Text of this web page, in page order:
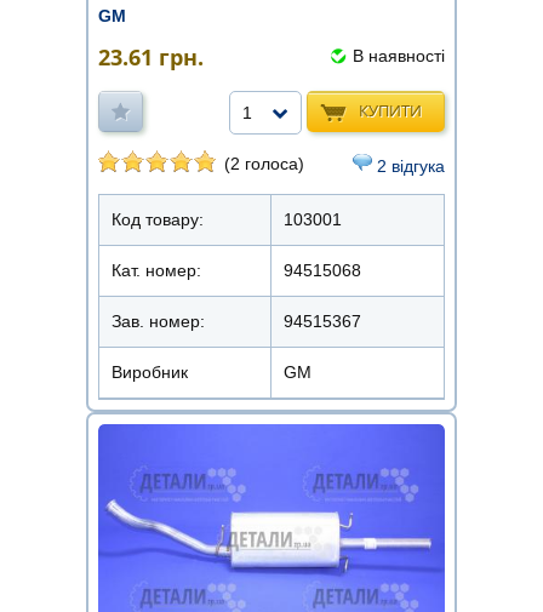
GM
23.61 грн. В наявності
КУПИТИ
1
(2 голоса) 2 відгука
Код товару: 103001
Кат. номер: 94515068
Зав. номер: 94515367
Виробник GM